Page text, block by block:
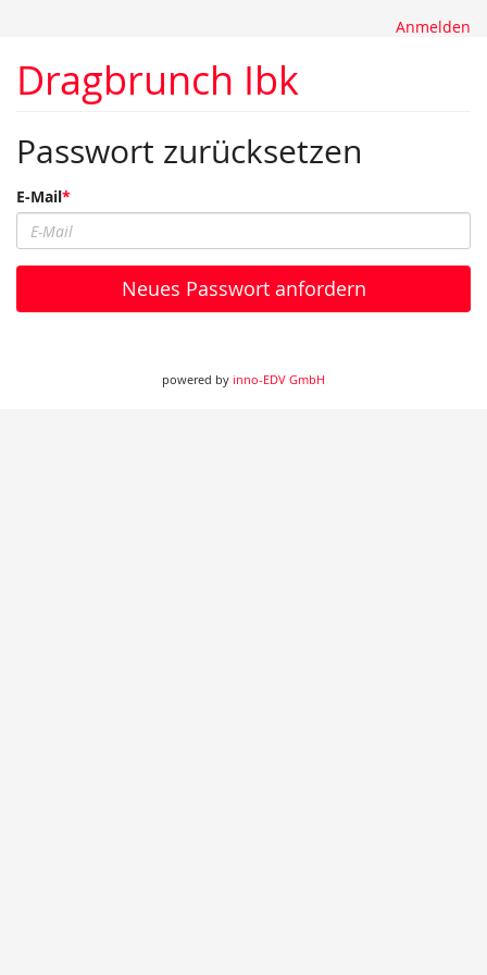
Anmelden
Dragbrunch Ibk
Passwort zurücksetzen
E-Mail
Neues Passwort anfordern
powered by inno-EDV GmbH